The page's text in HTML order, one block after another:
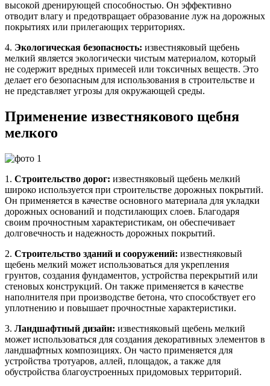
высокой дренирующей способностью. Он эффективно
отводит влагу и предотвращает образование луж на дорожных
покрытиях или прилегающих территориях.
4. Экологическая безопасность: известняковый щебень
мелкий является экологически чистым материалом, который
не содержит вредных примесей или токсичных веществ. Это
делает его безопасным для использования в строительстве и
не представляет угрозы для окружающей среды.
Применение известнякового щебня
мелкого
1. Строительство дорог: известняковый щебень мелкий
широко используется при строительстве дорожных покрытий.
Он применяется в качестве основного материала для укладки
дорожных оснований и подстилающих слоев. Благодаря
своим прочностным характеристикам, он обеспечивает
долговечность и надежность дорожных покрытий.
2. Строительство зданий и сооружений: известняковый
щебень мелкий может использоваться для укрепления
грунтов, создания фундаментов, устройства перекрытий или
стеновых конструкций. Он также применяется в качестве
наполнителя при производстве бетона, что способствует его
уплотнению и повышает прочностные характеристики.
3. Ландшафтный дизайн: известняковый щебень мелкий
может использоваться для создания декоративных элементов в
ландшафтных композициях. Он часто применяется для
устройства тротуаров, аллей, площадок, а также для
обустройства благоустроенных придомовых территорий.